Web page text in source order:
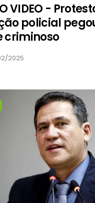
VIDEO -
policial
criminoso
2025